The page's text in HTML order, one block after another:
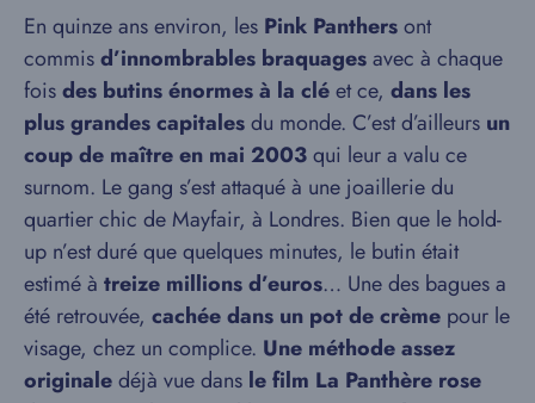
En quinze ans environ, les Pink Panthersont
commisd’innombrables braquagesavec à chaque
foisdes butins énormes à la cléet ce, dans les
plus grandes capitalesdu monde. C’est d’ailleurs un
coup de maître en mai 2003qui leur a valu ce
surnom. Le gang s’est attaqué à une joaillerie du
quartier chic de Mayfair, à Londres. Bien que le hold-
up n’est duré que quelques minutes, le butin était
estimé à treize millions d’euros… Une des bagues a
été retrouvée, cachée dans un pot de crème pour le
visage, chez un complice. Une méthode assez
originaledéjà vue dans le film La Panthère rose